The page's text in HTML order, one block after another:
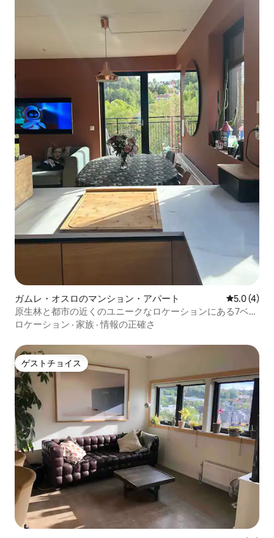
ガムレ・オスロのマンション・アパート レビュー4
5.0 (4)
原生林と都市の近くのユニークなロケーションにある7ベッ
ド（3R）
ロケーション · 家族 ·情報の正確さ
ゲストチョイス
ゲストチョイス